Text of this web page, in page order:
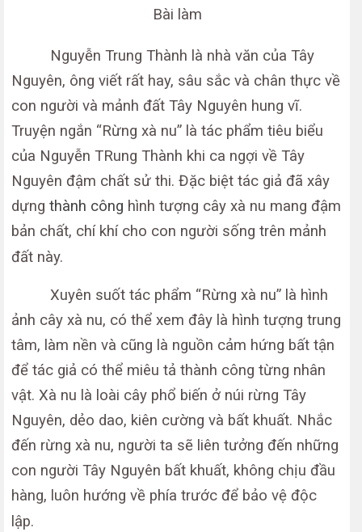
Bài làm
Nguyễn Trung Thành là nhà văn của Tây
Nguyên, ông viết rất hay, sâu sắc và chân thực về
con người và mảnh đất Tây Nguyên hung vĩ.
Truyện ngắn “Rừng xà nu” là tác phẩm tiêu biểu
của Nguyễn TRung Thành khi ca ngợi về Tây
Nguyên đậm chất sử thi. Đặc biệt tác giả đã xây
dựng thành công hình tượng cây xà nu mang đậm
bản chất, chí khí cho con người sống trên mảnh
đất này.
Xuyên suốt tác phẩm “Rừng xà nu” là hình
ảnh cây xà nu, có thể xem đây là hình tượng trung
tâm, làm nền và cũng là nguồn cảm hứng bất tận
để tác giả có thể miêu tả thành công từng nhân
vật. Xà nu là loài cây phổ biến ở núi rừng Tây
Nguyên, dẻo dao, kiên cường và bất khuất. Nhắc
đến rừng xà nu, người ta sẽ liên tưởng đến những
con người Tây Nguyên bất khuất, không chịu đầu
hàng, luôn hướng về phía trước để bảo vệ độc
lập.